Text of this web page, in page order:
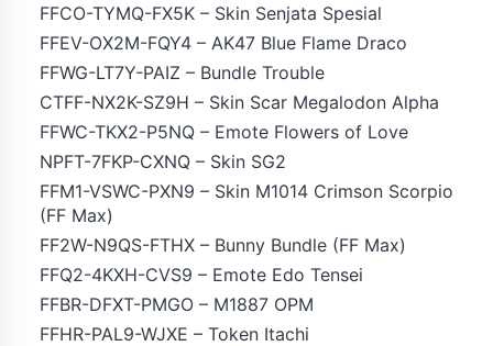
FFCO-TYMQ-FX5K – Skin Senjata Spesial
FFEV-OX2M-FQY4 – AK47 Blue Flame Draco
FFWG-LT7Y-PAIZ – Bundle Trouble
CTFF-NX2K-SZ9H – Skin Scar Megalodon Alpha
FFWC-TKX2-P5NQ – Emote Flowers of Love
NPFT-7FKP-CXNQ – Skin SG2
FFM1-VSWC-PXN9 – Skin M1014 Crimson Scorpio
(FF Max)
FF2W-N9QS-FTHX – Bunny Bundle (FF Max)
FFQ2-4KXH-CVS9 – Emote Edo Tensei
FFBR-DFXT-PMGO – M1887 OPM
FFHR-PAL9-WJXE – Token Itachi